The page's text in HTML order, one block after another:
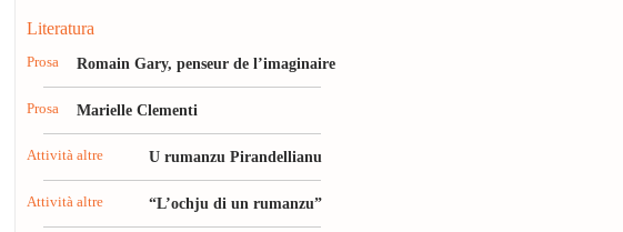
Literatura
Prosa Romain Gary, penseur de l’imaginaire
Prosa Marielle Clementi
Attività altre U rumanzu Pirandellianu
Attività altre “L’ochju di un rumanzu”